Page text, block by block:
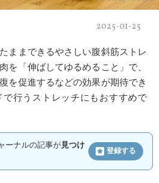
2025-01-25
ままできるやさしい腹斜筋ストレ
を「伸ばしてゆるめること」で、
を促進するなどの効果が期待でき
行うストレッチにもおすすめで
ーナルの記事が見つけ
登録する